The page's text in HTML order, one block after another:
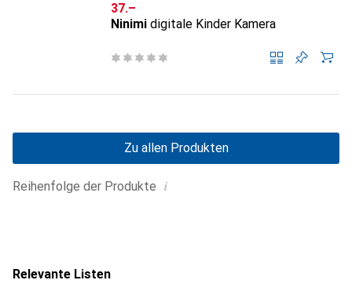
CHF
37.–
Ninimi digitale Kinder Kamera
Reihenfolge der Produkte i
Zu allen Produkten
Relevante Listen